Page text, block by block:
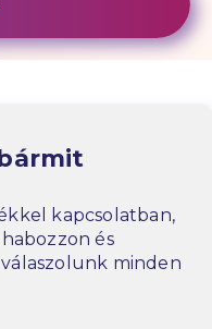
kapcsolatban,
és
minden